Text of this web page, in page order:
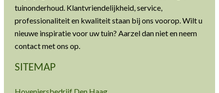
tuinonderhoud. Klantvriendelijkheid, service,
professionaliteit en kwaliteit staan bij ons voorop. Wilt u
nieuwe inspiratie voor uw tuin? Aarzel dan niet en neem
contact met ons op.
SITEMAP
Hoveniersbedrijf Den Haag